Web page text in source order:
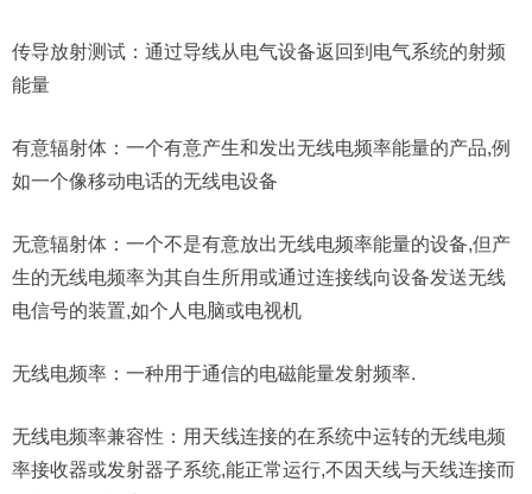
传导放射测试：通过导线从电气设备返回到电气系统的射频
能量
有意辐射体：一个有意产生和发出无线电频率能量的产品,例
如一个像移动电话的无线电设备
无意辐射体：一个不是有意放出无线电频率能量的设备,但产
生的无线电频率为其自生所用或通过连接线向设备发送无线
电信号的装置,如个人电脑或电视机
无线电频率：一种用于通信的电磁能量发射频率.
无线电频率兼容性：用天线连接的在系统中运转的无线电频
率接收器或发射器子系统,能正常运行,不因天线与天线连接而